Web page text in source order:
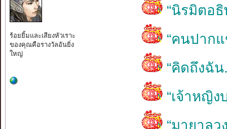
ร้อยยิ้มและเสียงหัวเราะ
ของคุณคือรางวัลอันยิ่ง
ใหญ่
“นิรมิตอธิ
“คนปากแ
“คิดถึงฉั
“เจ้าหญิ
“มายาลว